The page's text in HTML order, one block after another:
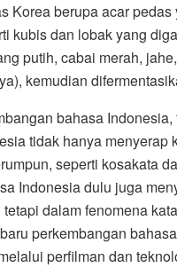
Korea berupa acar
kubis dan lobak yang
putih, cabai merah,
kemudian
bahasa
tidak hanya menyerap
seperti kosakata
Indonesia dulu juga
dalam fenomena kata
perkembangan
perfilman dan